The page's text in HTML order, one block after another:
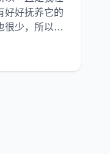
好好抚养它的
很少，所以想
主人，可以
开心些。它是